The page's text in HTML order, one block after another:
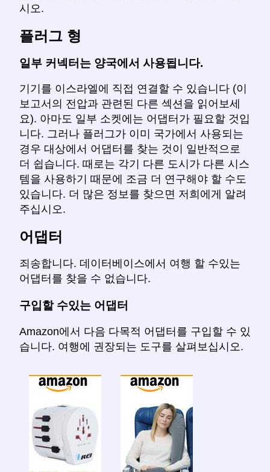
시오.
플러그 형
일부 커넥터는 양국에서 사용됩니다.
기기를 이스라엘에 직접 연결할 수 있습니다 (이
보고서의 전압과 관련된 다른 섹션을 읽어보세
요). 아마도 일부 소켓에는 어댑터가 필요할 것입
니다. 그러나 플러그가 이미 국가에서 사용되는
경우 대상에서 어댑터를 찾는 것이 일반적으로
더 쉽습니다. 때로는 각기 다른 도시가 다른 시스
템을 사용하기 때문에 조금 더 연구해야 할 수도
있습니다. 더 많은 정보를 찾으면 저희에게 알려
주십시오.
어댑터
죄송합니다. 데이터베이스에서 여행 할 수있는
어댑터를 찾을 수 없습니다.
구입할 수있는 어댑터
Amazon에서 다음 다목적 어댑터를 구입할 수 있
습니다. 여행에 권장되는 도구를 살펴보십시오.